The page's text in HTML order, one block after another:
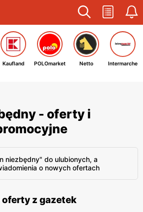
Kaufland POLOmarket Netto Intermarche
- oferty i
niezbędny" do ulubionych, a
o nowych ofertach
z gazetek